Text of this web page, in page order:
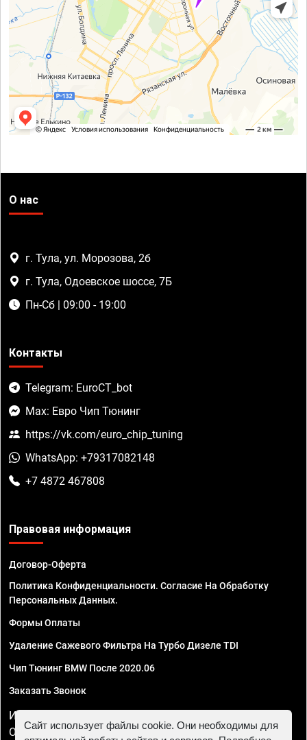
О нас
г. Тула, ул. Морозова, 2б
г. Тула, Одоевское шоссе, 7Б
Пн-Сб | 09:00 - 19:00
Контакты
Telegram: EuroCT_bot
Max: Евро Чип Тюнинг
https://vk.com/euro_chip_tuning
WhatsApp: +79317082148
+7 4872 467808
Правовая информация
Договор-Оферта
Политика Конфиденциальности. Согласие На Обработку
Персональных Данных.
Формы Оплаты
Удаление Сажевого Фильтра На Турбо Дизеле TDI
Чип Тюнинг BMW После 2020.06
Заказать Звонок
ИП Смирнов Георгий Павлович. ИНН 781302555843,
ОГРНИП 324470400032610
Сайт использует файлы cookie. Они необходимы для